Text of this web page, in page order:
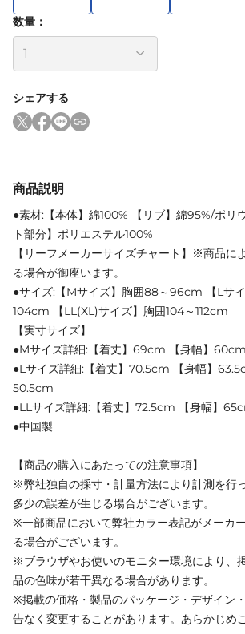
数量：
シェアする
商品説明
●素材:【本体】綿100% 【リブ】綿95%/ポリ
ト部分】ポリエステル100%
【リーフメーカーサイズチャート】※商品に
る場合が御座います。
●サイズ:【Mサイズ】胸囲88～96cm 【Lサ
104cm 【LL(XL)サイズ】胸囲104～112cm
【実寸サイズ】
●Mサイズ詳細:【着丈】69cm 【身幅】
●Lサイズ詳細:【着丈】70.5cm 【身幅】
50.5cm
●LLサイズ詳細:【着丈】72.5cm 【身幅】
●中国製
【商品の購入にあたっての注意事項】
※弊社独自の採寸・計量方法により計測を行
多少の誤差が生じる場合がございます。
※一部商品において弊社カラー表記がメーカ
る場合がございます。
※ブラウザやお使いのモニター環境により、
品の色味が若干異なる場合があります。
※掲載の価格・製品のパッケージ・デザイン
告なく変更することがあります。あらかじめ